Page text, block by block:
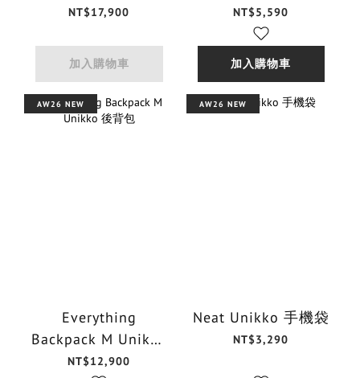
NT$17,900
加入購物車
NT$5,590
加入購物車
AW26 NEW
Everything
Backpack M Unikko
後背包
NT$12,900
AW26 NEW
Neat Unikko 手機袋
NT$3,290